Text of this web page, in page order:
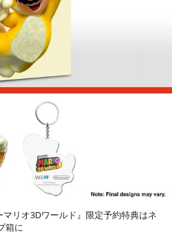
リオ3Dワールド』限定予約特典はネ
箱に